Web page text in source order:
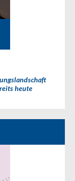
heute